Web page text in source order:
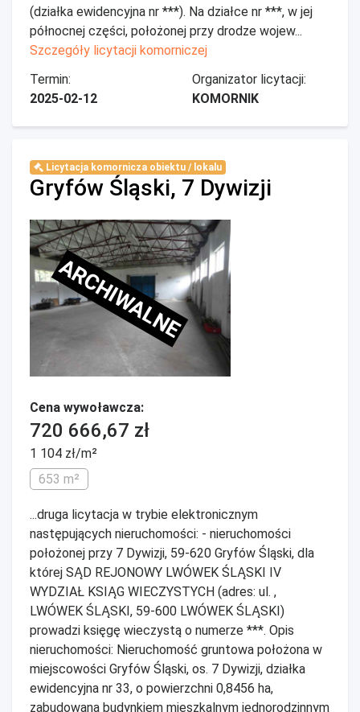
(działka ewidencyjna nr ***). Na działce nr ***, w jej
północnej części, położonej przy drodze wojew...
Szczegóły licytacji komorniczej
Termin:
2025-02-12
Organizator licytacji:
KOMORNIK
Licytacja komornicza obiektu / lokalu
Gryfów Śląski, 7 Dywizji
ARCHIWALNE
Cena wywoławcza:
720 666,67 zł
1 104 zł/m²
653 m²
...druga licytacja w trybie elektronicznym
następujących nieruchomości: - nieruchomości
położonej przy 7 Dywizji, 59-620 Gryfów Śląski, dla
której SĄD REJONOWY LWÓWEK ŚLĄSKI IV
WYDZIAŁ KSIĄG WIECZYSTYCH (adres: ul. ,
LWÓWEK ŚLĄSKI, 59-600 LWÓWEK ŚLĄSKI)
prowadzi księgę wieczystą o numerze ***. Opis
nieruchomości: Nieruchomość gruntowa położona w
miejscowości Gryfów Śląski, os. 7 Dywizji, działka
ewidencyjna nr 33, o powierzchni 0,8456 ha,
zabudowana budynkiem mieszkalnym jednorodzinnym